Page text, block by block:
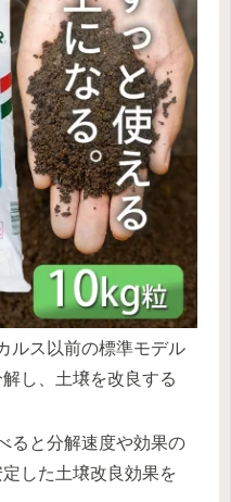
ルス以前の標準モデル
し、土壌を改良する
ると分解速度や効果の
した土壌改良効果を